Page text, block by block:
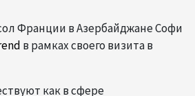
Франции в Азербайджане Софи
в рамках своего визита в
как в сфере